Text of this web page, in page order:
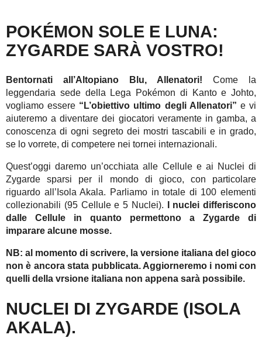
POKÉMON SOLE E LUNA:
ZYGARDE SARÀ VOSTRO!
Bentornati all’Altopiano Blu, Allenatori! Come la
leggendaria sede della Lega Pokémon di Kanto e Johto,
vogliamo essere “L’obiettivo ultimo degli Allenatori” e vi
aiuteremo a diventare dei giocatori veramente in gamba, a
conoscenza di ogni segreto dei mostri tascabili e in grado,
se lo vorrete, di competere nei tornei internazionali.
Quest’oggi daremo un’occhiata alle Cellule e ai Nuclei di
Zygarde sparsi per il mondo di gioco, con particolare
riguardo all’Isola Akala. Parliamo in totale di 100 elementi
collezionabili (95 Cellule e 5 Nuclei).
I nuclei differiscono
dalle Cellule in quanto permettono a Zygarde di
imparare alcune mosse.
NB: al momento di scrivere, la versione italiana del gioco
non è ancora stata pubblicata. Aggiorneremo i nomi con
quelli della vrsione italiana non appena sarà possibile.
NUCLEI DI ZYGARDE (ISOLA
AKALA).